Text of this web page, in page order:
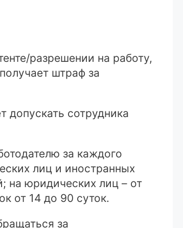
разрешении на работу,
штраф за
допускать сотрудника
за каждого
лиц и иностранных
на юридических лиц – от
от 14 до 90 суток.
за